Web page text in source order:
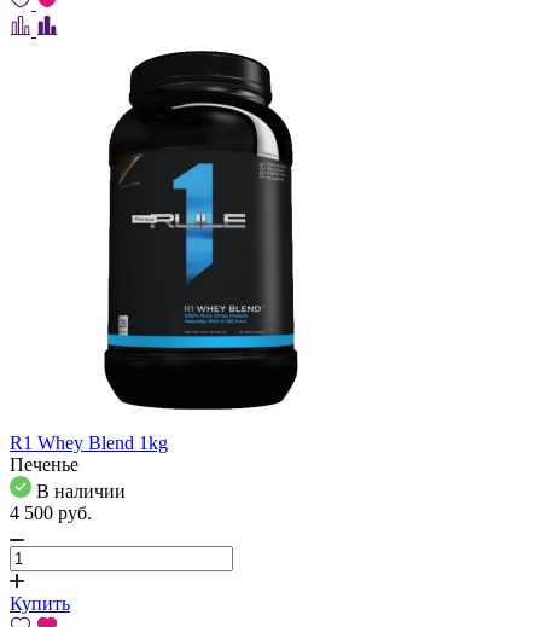
R1 Whey Blend 1kg
Печенье
В наличии
4 500 pуб.
Купить